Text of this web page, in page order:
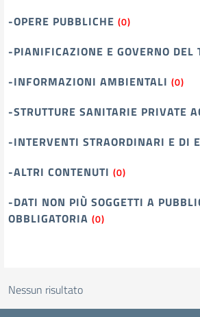
-OPERE PUBBLICHE (0)
-PIANIFICAZIONE E GOVERNO DEL
-INFORMAZIONI AMBIENTALI (0)
-STRUTTURE SANITARIE PRIVATE
-INTERVENTI STRAORDINARI E DI
-ALTRI CONTENUTI (0)
-DATI NON PIÙ SOGGETTI A
OBBLIGATORIA (0)
Nessun risultato